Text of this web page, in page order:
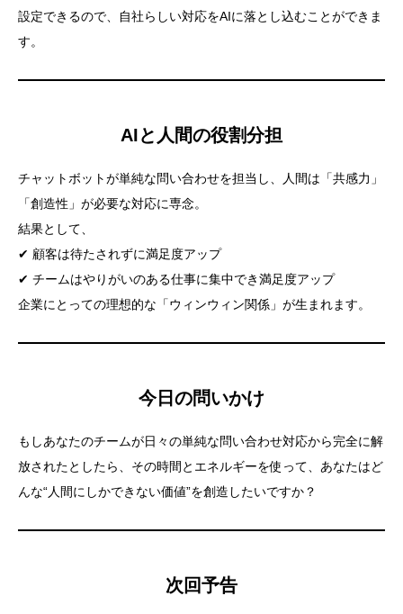
設定できるので、自社らしい対応をAIに落とし込むことができま
す。
AIと人間の役割分担
チャットボットが単純な問い合わせを担当し、人間は「共感力」
「創造性」が必要な対応に専念。
結果として、
✔ 顧客は待たされずに満足度アップ
✔ チームはやりがいのある仕事に集中でき満足度アップ
企業にとっての理想的な「ウィンウィン関係」が生まれます。
今日の問いかけ
もしあなたのチームが日々の単純な問い合わせ対応から完全に解
放されたとしたら、その時間とエネルギーを使って、あなたはど
んな“人間にしかできない価値”を創造したいですか？
次回予告